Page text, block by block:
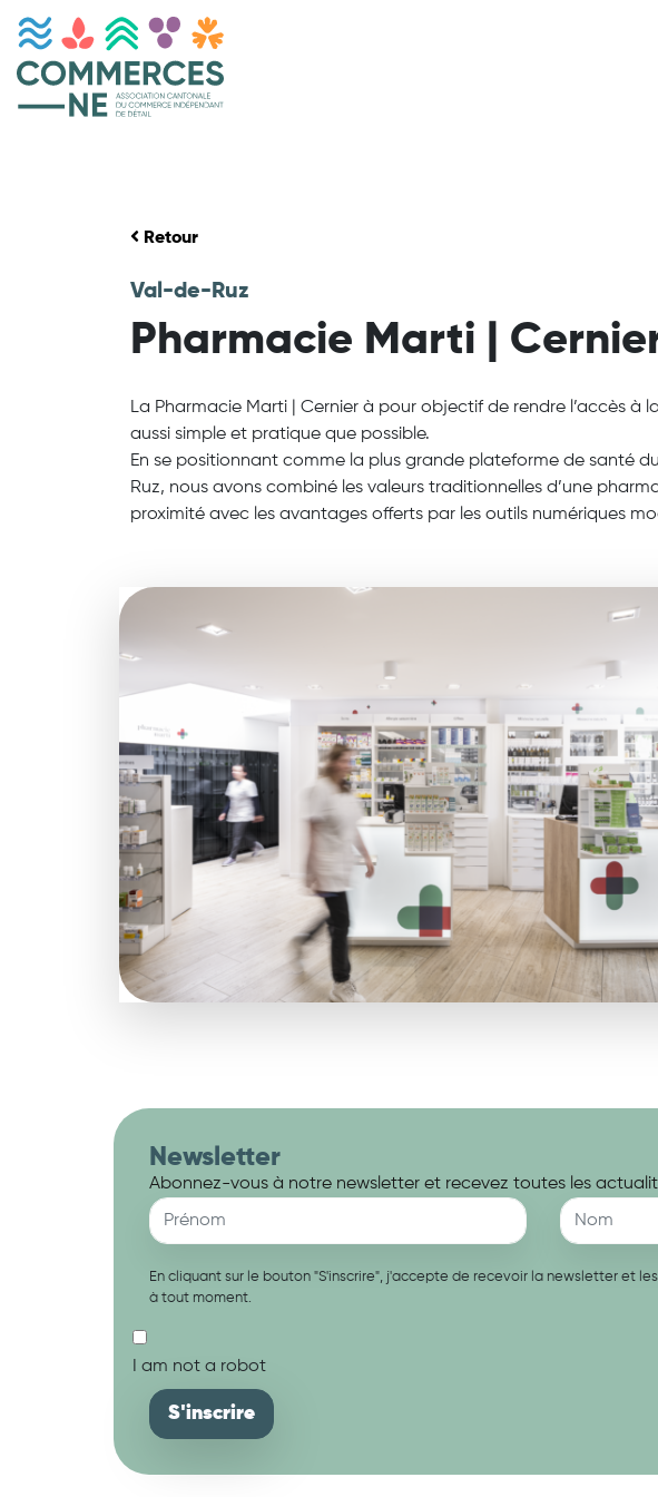
Retour
Val-de-Ruz
Pharmacie Marti |
La Pharmacie Marti | Cernier à pour objectif de rendre l’accès à
aussi simple et pratique que possible.
En se positionnant comme la plus grande plateforme de santé
Ruz, nous avons combiné les valeurs traditionnelles d’une
proximité avec les avantages offerts par les outils numériques
Newsletter
Abonnez-vous à notre newsletter et recevez toutes les
En cliquant sur le bouton "S'inscrire", j'accepte de recevoir la newsletter et
à tout moment.
I am not a robot